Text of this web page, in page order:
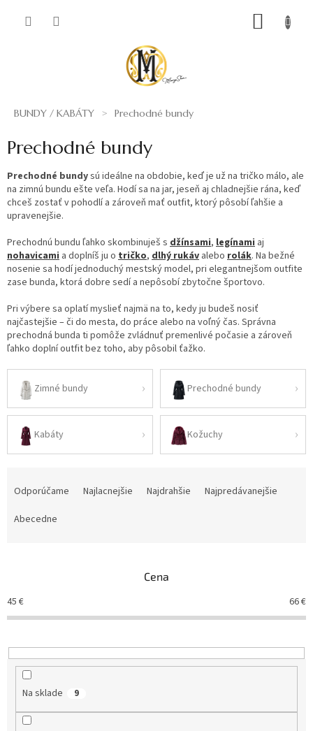
BUNDY / KABÁTY Prechodné bundy
Prechodné bundy
Prechodné bundysú ideálne na obdobie, keď je už na tričko málo, ale
na zimnú bundu ešte veľa. Hodí sa na jar, jeseň aj chladnejšie rána, keď
chceš zostať v pohodlí a zároveň mať outfit, ktorý pôsobí ľahšie a
upravenejšie.
Prechodnú bundu ľahko skombinuješ s džínsami, legínami aj
nohavicami a doplníš ju o tričko, dlhý rukáv alebo rolák. Na bežné
nosenie sa hodí jednoduchý mestský model, pri elegantnejšom outfite
zase bunda, ktorá dobre sedí a nepôsobí zbytočne športovo.
Pri výbere sa oplatí myslieť najmä na to, kedy ju budeš nosiť
najčastejšie – či do mesta, do práce alebo na voľný čas. Správna
prechodná bunda ti pomôže zvládnuť premenlivé počasie a zároveň
ľahko doplní outfit bez toho, aby pôsobil ťažko.
Zimné bundy Prechodné bundy
Kabáty Kožuchy
r
o
u
k
Odporúčame Najlacnejšie Najdrahšie
Najpredávanejšie
Abecedne
Cena
45 € 66€
Na sklade 9